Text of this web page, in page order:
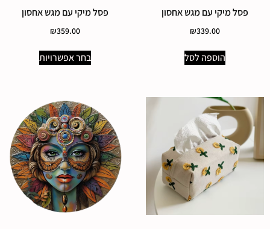
פסל מיקי עם מגש אחסון
₪339.00
הוספה לסל
פסל מיקי עם מגש אחסון
₪359.00
בחר אפשרויות